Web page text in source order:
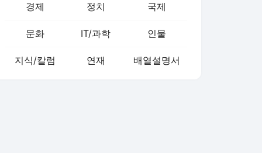
경제 정치 국제
문화 IT/과학 인물
지식/칼럼 연재 배열설명서